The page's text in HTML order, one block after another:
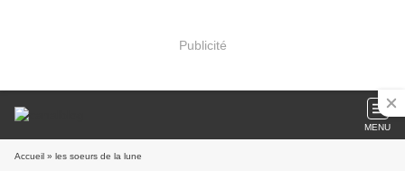
Publicité
MENU
Accueil » les soeurs de la lune